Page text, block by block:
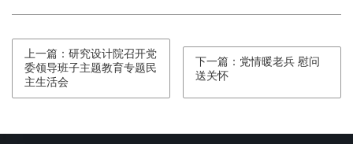
上一篇：研究设计院召开党
委领导班子主题教育专题民
主生活会
下一篇：党情暖老兵 慰问
送关怀